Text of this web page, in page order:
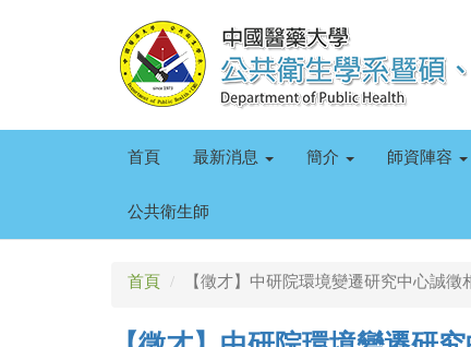
首頁 最新消息 簡介 師資陣容
公共衛生師
首頁 【徵才】中研院環境變遷研究中心誠